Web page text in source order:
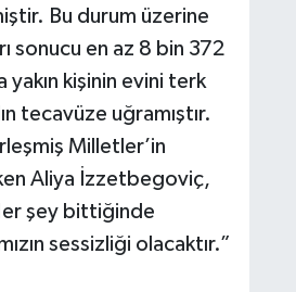
Bu durum üzerine
sonucu en az 8 bin 372
kişinin evini terk
tecavüze uğramıştır.
Milletler’in
Aliya İzzetbegoviç,
şey bittiğinde
sessizliği olacaktır.”